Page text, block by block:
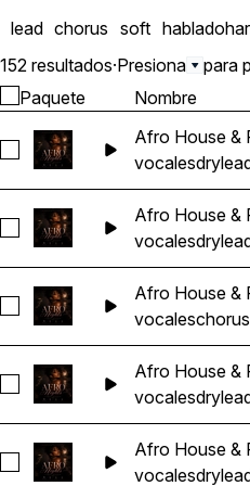
lead chorus soft hablado
152 resultados·Presiona para
Paquete Nombre
Seleccionar Afro House & R&B
Afro House &
vocalesdry
Seleccionar Afro House & R&B
Afro House &
vocalesdry
Seleccionar Afro House & R&B
Afro House &
vocaleschorus
Seleccionar Afro House & R&B
Afro House &
vocalesdry
Seleccionar Afro House & R&B
Afro House &
vocalesdry